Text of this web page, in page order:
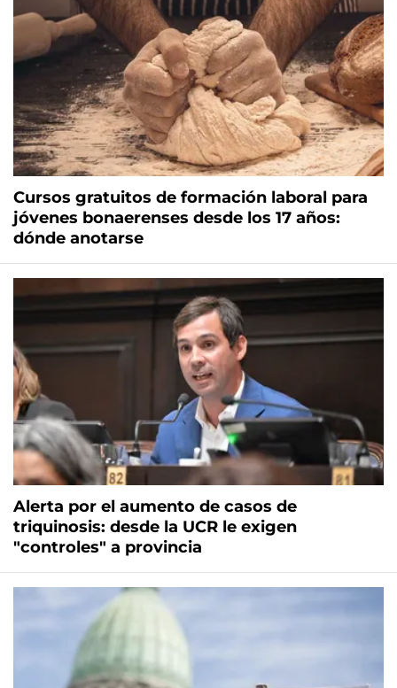
Cursos gratuitos de formación laboral para
jóvenes bonaerenses desde los 17 años:
dónde anotarse
Alerta por el aumento de casos de
triquinosis: desde la UCR le exigen
"controles" a provincia